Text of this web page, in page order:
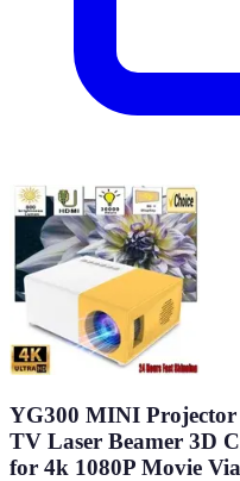
YG300 MINI Projector
TV Laser Beamer 3D
for 4k 1080P Movie